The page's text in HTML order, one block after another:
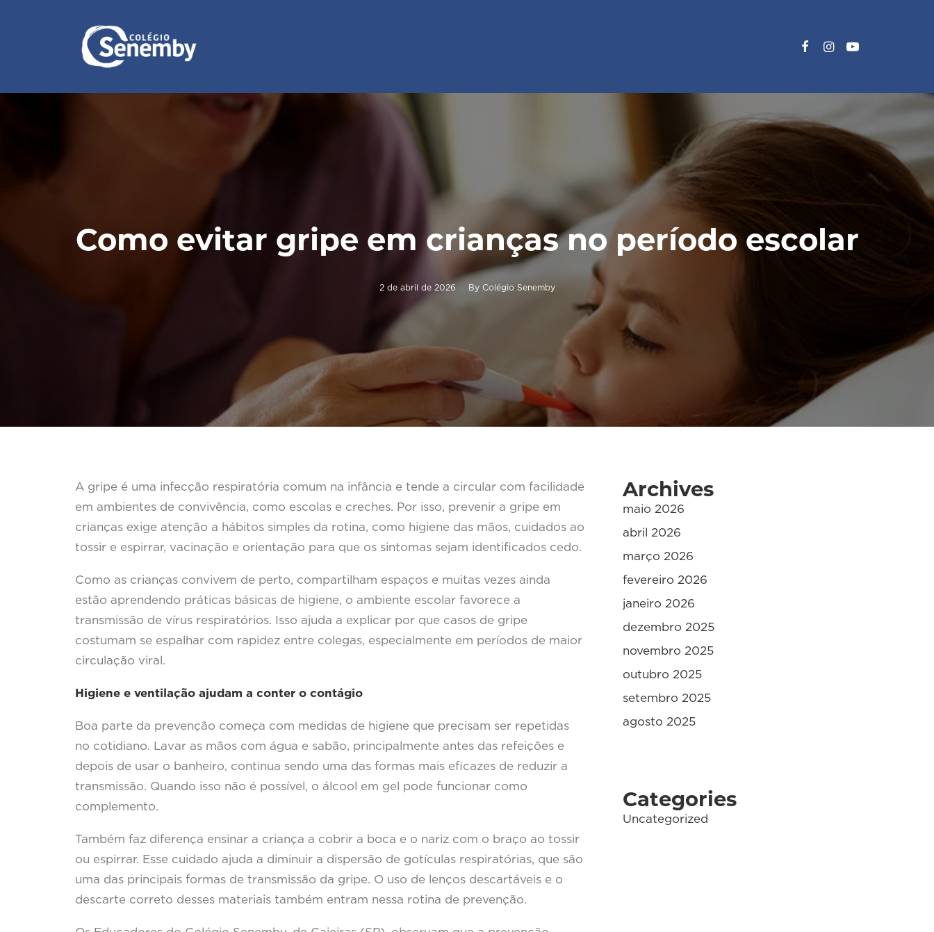
Como evitar gripe em crianças no período escolar
2 de abril de 2026 By Colégio Senemby
A gripe é uma infecção respiratória comum na infância e tende a circular com facilidade
em ambientes de convivência, como escolas e creches. Por isso, prevenir a gripe em
crianças exige atenção a hábitos simples da rotina, como higiene das mãos, cuidados ao
tossir e espirrar, vacinação e orientação para que os sintomas sejam identificados cedo.
Como as crianças convivem de perto, compartilham espaços e muitas vezes ainda
estão aprendendo práticas básicas de higiene, o ambiente escolar favorece a
transmissão de vírus respiratórios. Isso ajuda a explicar por que casos de gripe
costumam se espalhar com rapidez entre colegas, especialmente em períodos de maior
circulação viral.
Higiene e ventilação ajudam a conter o contágio
Boa parte da prevenção começa com medidas de higiene que precisam ser repetidas
no cotidiano. Lavar as mãos com água e sabão, principalmente antes das refeições e
depois de usar o banheiro, continua sendo uma das formas mais eficazes de reduzir a
transmissão. Quando isso não é possível, o álcool em gel pode funcionar como
complemento.
Também faz diferença ensinar a criança a cobrir a boca e o nariz com o braço ao tossir
ou espirrar. Esse cuidado ajuda a diminuir a dispersão de gotículas respiratórias, que são
uma das principais formas de transmissão da gripe. O uso de lenços descartáveis e o
descarte correto desses materiais também entram nessa rotina de prevenção.
Archives
maio 2026
abril 2026
março 2026
fevereiro 2026
janeiro 2026
dezembro 2025
novembro 2025
outubro 2025
setembro 2025
agosto 2025
Categories
Uncategorized